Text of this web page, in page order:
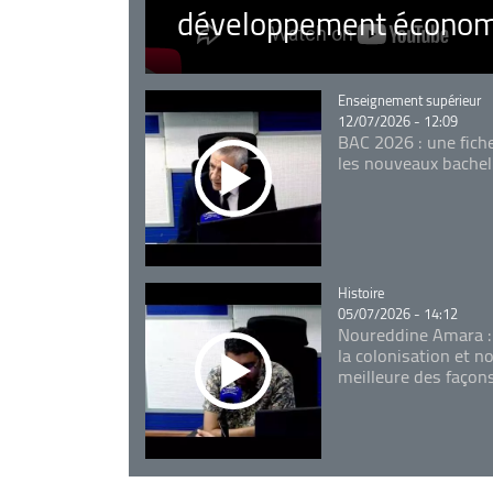
développement
Catégorie
Enseignement supérieur
12/07/2026 - 12:09
BAC 2026 : une
les nouveaux
Catégorie
Histoire
05/07/2026 - 14:12
Noureddine Amara
la colonisation et
meilleure des